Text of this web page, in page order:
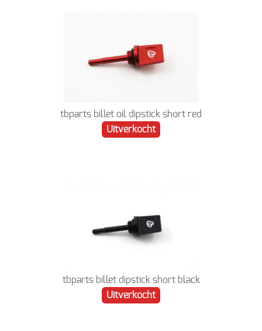
tbparts billet oil dipstick short red
Uitverkocht
tbparts billet dipstick short black
Uitverkocht